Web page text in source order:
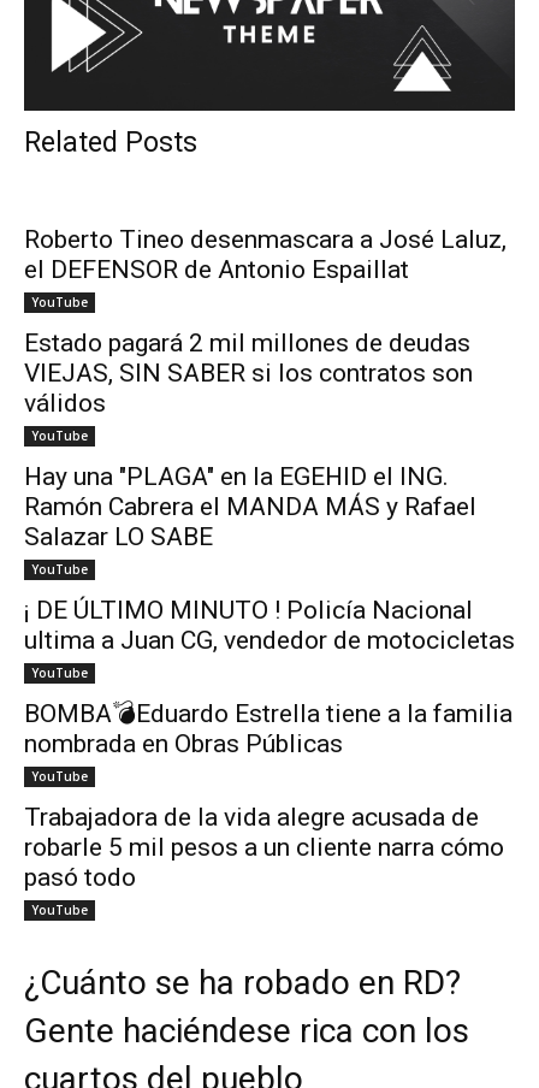
Related Posts
Roberto Tineo desenmascara a José Laluz,
el DEFENSOR de Antonio Espaillat
YouTube
Estado pagará 2 mil millones de deudas
VIEJAS, SIN SABER si los contratos son
válidos
YouTube
Hay una "PLAGA" en la EGEHID el ING.
Ramón Cabrera el MANDA MÁS y Rafael
Salazar LO SABE
YouTube
¡ DE ÚLTIMO MINUTO ! Policía Nacional
ultima a Juan CG, vendedor de motocicletas
YouTube
BOMBA💣Eduardo Estrella tiene a la familia
nombrada en Obras Públicas
YouTube
Trabajadora de la vida alegre acusada de
robarle 5 mil pesos a un cliente narra cómo
pasó todo
YouTube
¿Cuánto se ha robado en RD?
Gente haciéndese rica con los
cuartos del pueblo